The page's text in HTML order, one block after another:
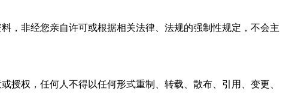
，非经您亲自许可或根据相关法律、法规的强制性规定，不会主
授权，任何人不得以任何形式重制、转载、散布、引用、变更、